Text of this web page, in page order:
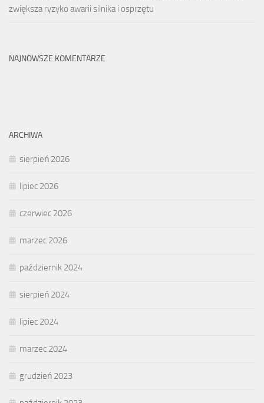
zwiększa ryzyko awarii silnika i osprzętu
NAJNOWSZE KOMENTARZE
ARCHIWA
sierpień 2026
lipiec 2026
czerwiec 2026
marzec 2026
październik 2024
sierpień 2024
lipiec 2024
marzec 2024
grudzień 2023